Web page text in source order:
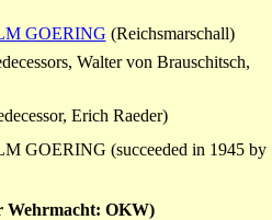
GOERING (Reichsmarschall)
Walter von Brauschitsch,
Erich Raeder)
GOERING (succeeded in 1945 by
OKW)